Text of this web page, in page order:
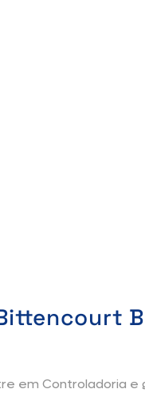
em Controladoria e